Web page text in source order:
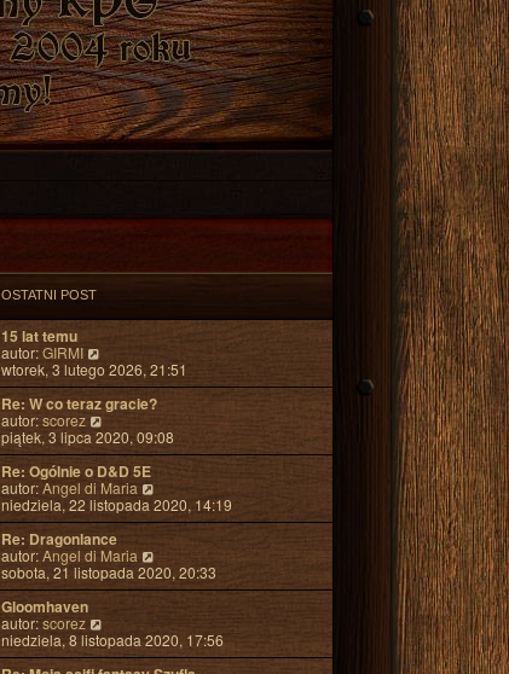
OSTATNI POST
15 lat temu
autor:GIRMI
y
ś
w
i
e
t
l
n
a
j
n
o
w
s
y
p
o
wtorek, 3 lutego 2026, 21:51
Re: W co teraz gracie?
autor:scorez
W
y
ś
w
i
e
t
l
n
a
j
w
s
piątek, 3 lipca 2020, 09:08
Re: Ogólnie o D&D 5E
autor:Angel di Maria
y
ś
e
t
a
j
niedziela, 22 listopada 2020, 14:19
Re: Dragonlance
autor:Angel di Maria
y
ś
e
t
sobota, 21 listopada 2020, 20:33
Gloomhaven
autor:scorez
y
ś
niedziela, 8 listopada 2020, 17:56